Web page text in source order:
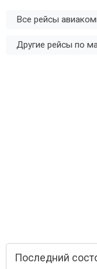
Все рейсы
Другие рейсы по
Последний